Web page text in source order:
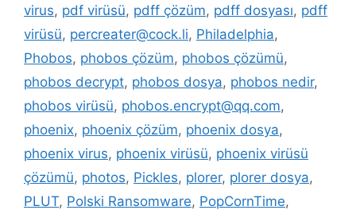
virus, pdf virüsü, pdff çözüm, pdff dosyası, pdff
virüsü, percreater@cock.li, Philadelphia,
Phobos, phobos çözüm, phobos çözümü,
phobos decrypt, phobos dosya, phobos nedir,
phobos virüsü, phobos.encrypt@qq.com,
phoenix, phoenix çözüm, phoenix dosya,
phoenix virus, phoenix virüsü, phoenix virüsü
çözümü, photos, Pickles, plorer, plorer dosya,
PLUT, Polski Ransomware, PopCornTime,